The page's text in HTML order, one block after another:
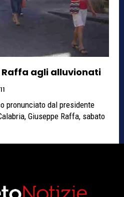
Raffa agli alluvionati
pronunciato dal presidente